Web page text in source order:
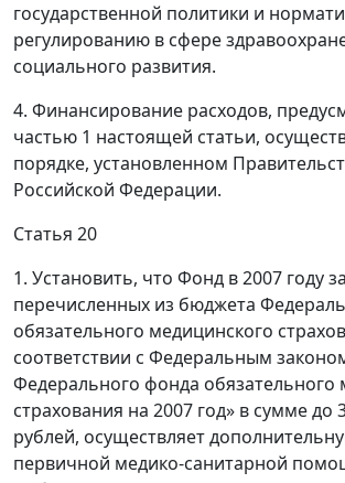
государственной политики и
регулированию в сфере
социального развития.
4. Финансирование расходов,
частью 1 настоящей статьи,
порядке, установленном
Российской Федерации.
Статья 20
1. Установить, что Фонд в 2007 году
перечисленных из бюджета
обязательного медицинского
соответствии с Федеральным
Федерального фонда обязательного
страхования на 2007 год» в сумме до
рублей, осуществляет
первичной медико-санитарной